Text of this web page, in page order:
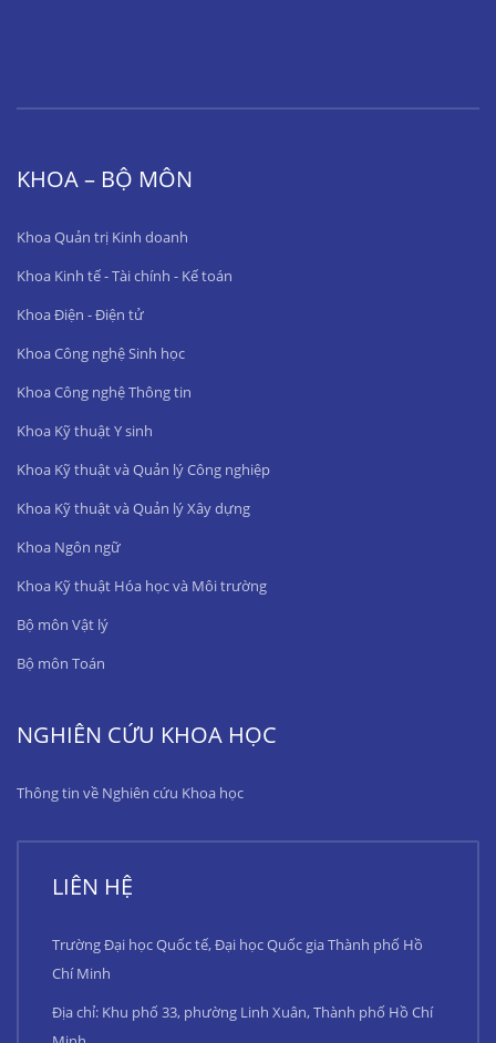
KHOA – BỘ MÔN
Khoa Quản trị Kinh doanh
Khoa Kinh tế - Tài chính - Kế toán
Khoa Điện - Điện tử
Khoa Công nghệ Sinh học
Khoa Công nghệ Thông tin
Khoa Kỹ thuật Y sinh
Khoa Kỹ thuật và Quản lý Công nghiệp
Khoa Kỹ thuật và Quản lý Xây dựng
Khoa Ngôn ngữ
Khoa Kỹ thuật Hóa học và Môi trường
Bộ môn Vật lý
Bộ môn Toán
NGHIÊN CỨU KHOA HỌC
Thông tin về Nghiên cứu Khoa học
LIÊN HỆ
Trường Đại học Quốc tế, Đại học Quốc gia Thành phố Hồ
Chí Minh
Địa chỉ: Khu phố 33, phường Linh Xuân, Thành phố Hồ Chí